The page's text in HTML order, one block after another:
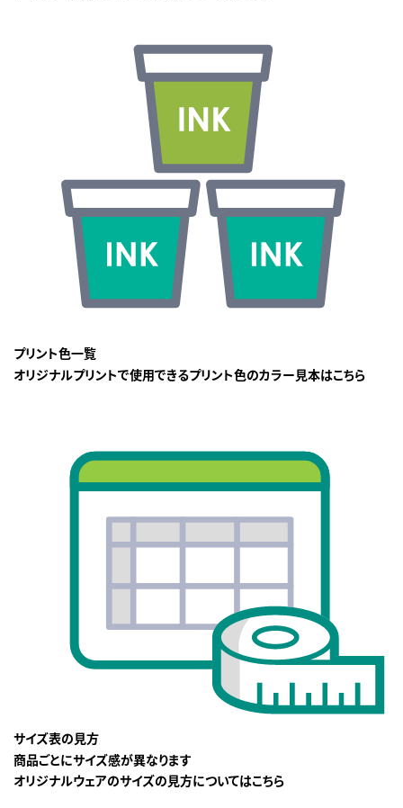
プリント色一覧
オリジナルプリントで使用できるプリント色のカラー見本はこちら
サイズ表の見方
商品ごとにサイズ感が異なります
オリジナルウェアのサイズの見方についてはこちら